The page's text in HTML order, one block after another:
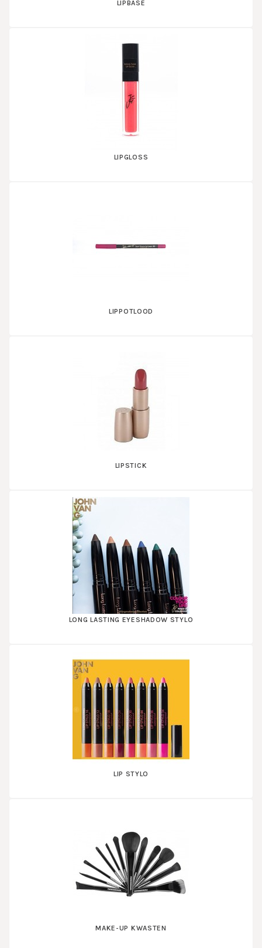
LIPBASE
LIPGLOSS
LIPPOTLOOD
LIPSTICK
LONG LASTING EYESHADOW STYLO
LIP STYLO
MAKE-UP KWASTEN